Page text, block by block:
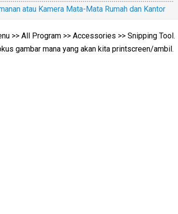
atau Kamera Mata-Mata Rumah dan Kantor
>> All Program >> Accessories >> Snipping Tool.
gambar mana yang akan kita printscreen/ambil.